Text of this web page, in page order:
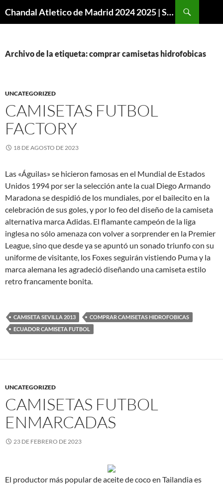
Chandal Atletico de Madrid 2024 2025 | SuperVigo
Archivo de la etiqueta: comprar camisetas hidrofobicas
UNCATEGORIZED
CAMISETAS FUTBOL
FACTORY
18 DE AGOSTO DE 2023
Las «Águilas» se hicieron famosas en el Mundial de Estados
Unidos 1994 por ser la selección ante la cual Diego Armando
Maradona se despidió de los mundiales, por el bailecito en la
celebración de sus goles, y por lo feo del diseño de la camiseta
alternativa marca Adidas. El flamante campeón de la liga
inglesa no sólo amenaza con volver a sorprender en la Premier
League, sino que desde ya se apuntó un sonado triunfo con su
uniforme de visitante, los Foxes seguirán vistiendo Puma y la
marca alemana les agradeció diseñando una camiseta estilo
retro francamente bonita.
CAMISETA SEVILLA 2013
COMPRAR CAMISETAS HIDROFOBICAS
ECUADOR CAMISETA FUTBOL
UNCATEGORIZED
CAMISETAS FUTBOL
ENMARCADAS
23 DE FEBRERO DE 2023
El productor más popular de aceite de coco en Tailandia es